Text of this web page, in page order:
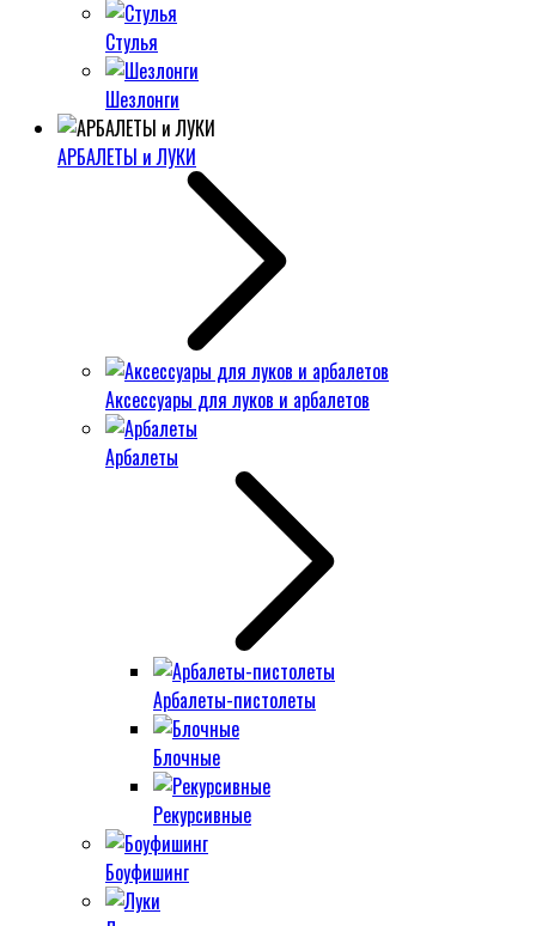
Стулья
Шезлонги
АРБАЛЕТЫ и ЛУКИ
Аксессуары для луков и арбалетов
Арбалеты
Арбалеты-пистолеты
Блочные
Рекурсивные
Боуфишинг